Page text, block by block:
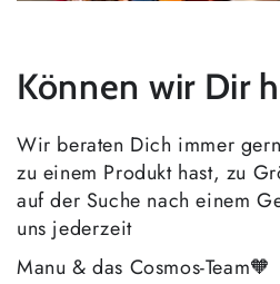
Können wir Dir
Wir beraten Dich immer
zu einem Produkt hast, zu
auf der Suche nach einem
uns jederzeit
Manu & das Cosmos-Team🧡